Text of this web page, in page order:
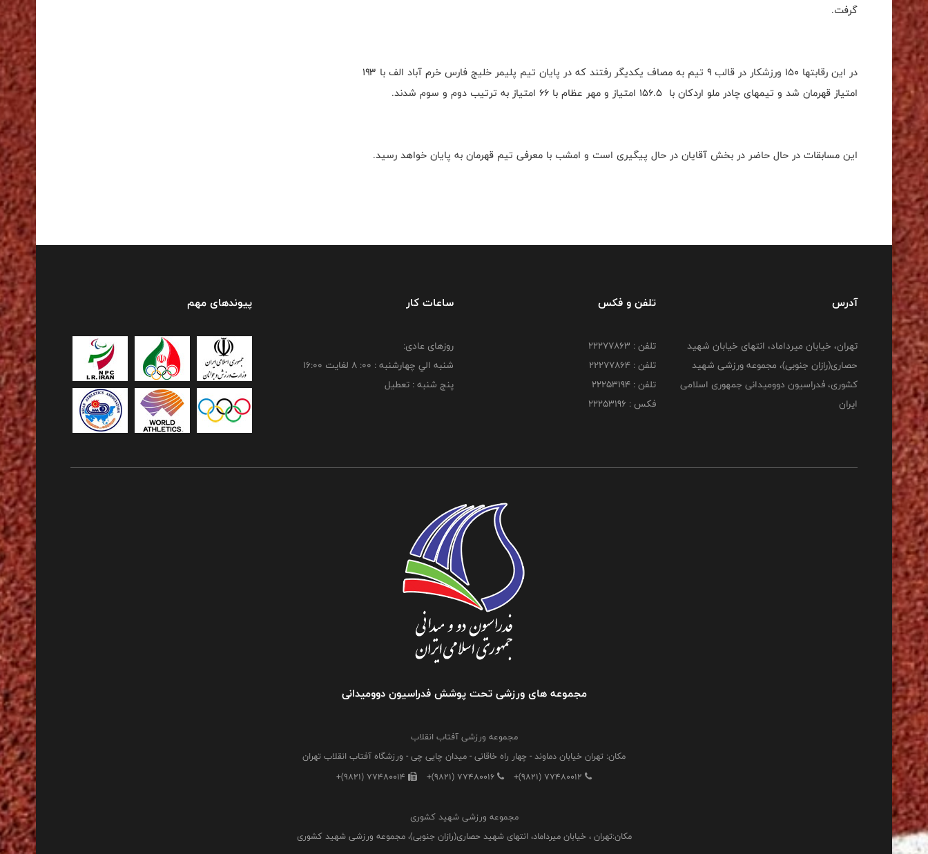
گرفت.
در این رقابتها ۱۵۰ ورزشکار در قالب ۹ تیم به مصاف یکدیگر رفتند که در پایان تیم پلیمر خلیج فارس خرم آباد الف با ۱۹۳
امتیاز قهرمان شد و تیمهای چادر ملو اردکان با ۱۵۶.۵ امتیاز و مهر عظام با ۶۶ امتیاز به ترتیب دوم و سوم شدند.
این مسابقات در حال حاضر در بخش آقایان در حال پیگیری است و امشب با معرفی تیم قهرمان به پایان خواهد رسید.
آدرس
تهران، خیابان میرداماد، انتهای خیابان شهید
حصاری(رازان جنوبی)، مجموعه ورزشی شهید
کشوری، فدراسیون دوومیدانی جمهوری اسلامی
ایران
تلفن و فکس
تلفن : 22277863
تلفن : 22277864
تلفن : 22253194
فکس : 22253196
ساعات کار
روزهای عادی:
شنبه الي چهارشنبه : 00: 8 لغايت 16:00
پنج شنبه : تعطیل
پیوندهای مهم
مجموعه های ورزشی تحت پوشش فدراسیون دوومیدانی
مجموعه ورزشی آفتاب انقلاب
مکان: تهران خیابان دماوند - چهار راه خاقانی - میدان چایی چی - ورزشگاه آفتاب انقلاب تهران
+(9821) 77480012
+(9821) 77480016
+(9821) 77480014
مجموعه ورزشی شهید کشوری
مکان:تهران ، خیابان میرداماد، انتهای شهید حصاری(رازان جنوبی)، مجموعه ورزشی شهید کشوری